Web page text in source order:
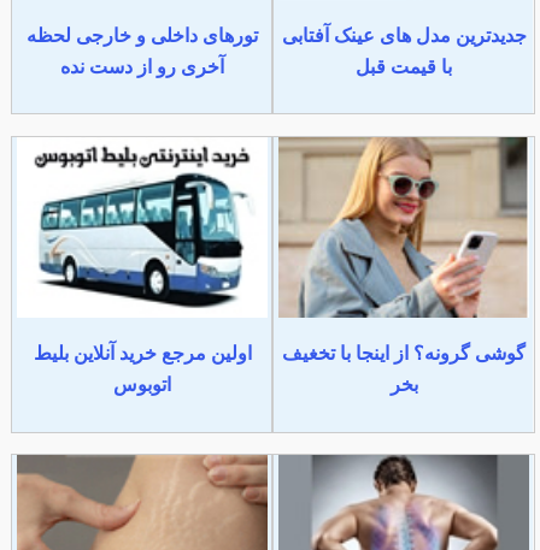
جدیدترین مدل های عینک آفتابی
با قیمت قبل
تورهای داخلی و خارجی لحظه
آخری رو از دست نده
گوشی گرونه؟ از اینجا با تخغیف
بخر
اولین مرجع خرید آنلاین بلیط
اتوبوس